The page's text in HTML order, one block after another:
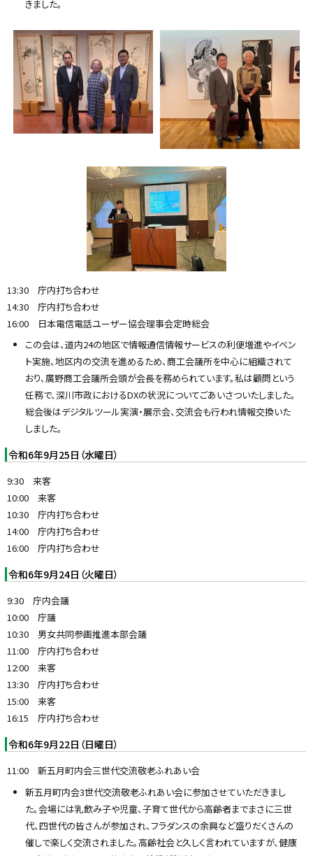
きました。
13:30 庁内打ち合わせ
14:30 庁内打ち合わせ
16:00 日本電信電話ユーザー協会理事会定時総会
この会は、道内24の地区で情報通信情報サービスの利便増進やイベン
ト実施、地区内の交流を進めるため、商工会議所を中心に組織されて
おり、廣野商工会議所会頭が会長を務められています。私は顧問という
任務で、深川市政におけるDXの状況についてごあいさついたしました。
総会後はデジタルツール実演・展示会、交流会も行われ情報交換いた
しました。
令和6年9月25日（水曜日）
9:30 来客
10:00 来客
10:30 庁内打ち合わせ
14:00 庁内打ち合わせ
16:00 庁内打ち合わせ
令和6年9月24日（火曜日）
9:30 庁内会議
10:00 庁議
10:30 男女共同参画推進本部会議
11:00 庁内打ち合わせ
12:00 来客
13:30 庁内打ち合わせ
15:00 来客
16:15 庁内打ち合わせ
令和6年9月22日（日曜日）
11:00 新五月町内会三世代交流敬老ふれあい会
新五月町内会3世代交流敬老ふれあい会に参加させていただきまし
た。会場には乳飲み子や児童、子育て世代から高齢者までまさに三世
代、四世代の皆さんが参加され、フラダンスの余興など盛りだくさんの
催しで楽しく交流されました。高齢社会と久しく言われていますが、健康